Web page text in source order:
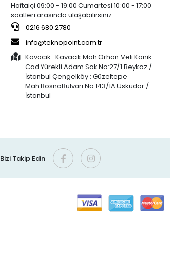
Haftaiçi 09:00 - 19:00 Cumartesi 10:00 - 17:00
saatleri arasında ulaşabilirsiniz.
0216 680 2780
info@teknopoint.com.tr
Kavacık : Kavacık Mah.Orhan Veli Kanık
Cad.Yürekli Adam Sok.No:27/1 Beykoz /
İstanbul Çengelköy : Güzeltepe
Mah.BosnaBulvarı No:143/1A Üsküdar /
İstanbul
Bizi Takip Edin